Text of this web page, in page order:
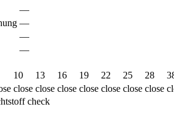
—
—
—
—
10 13 16 19 22 25 28
close close close close close close close
check